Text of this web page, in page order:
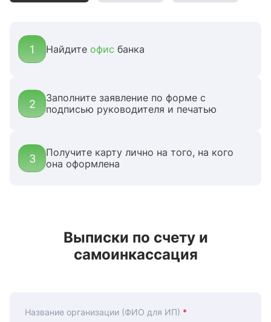
1 Найдите офис банка
2
Заполните заявление по форме с
подписью руководителя и печатью
3
Получите карту лично на того, на кого
она оформлена
Выписки по счету и
самоинкассация
Название организации (ФИО для ИП) *